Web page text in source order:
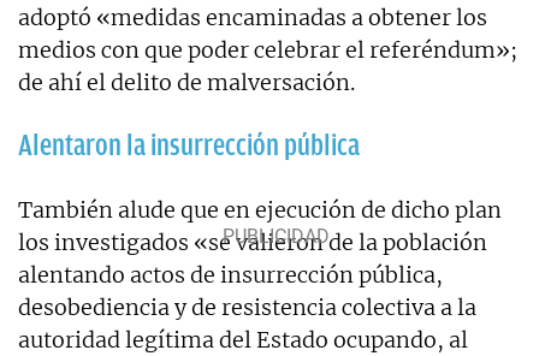
adoptó «medidas encaminadas a obtener los
medios con que poder celebrar el referéndum»;
de ahí el delito de malversación.
Alentaron la insurrección pública
También alude que en ejecución de dicho plan
los investigados «se valieron de la población
alentando actos de insurrección pública,
desobediencia y de resistencia colectiva a la
autoridad legítima del Estado ocupando, al